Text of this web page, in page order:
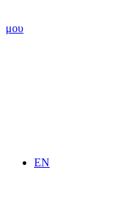
μου
EN